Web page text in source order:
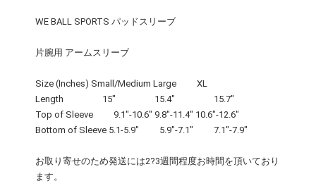
WE BALL SPORTS パッドスリーブ
片腕用 アームスリーブ
Size (Inches) Small/Medium Large XL
Length 15" 15.4" 15.7"
Top of Sleeve 9.1"-10.6" 9.8"-11.4" 10.6"-12.6"
Bottom of Sleeve 5.1-5.9" 5.9"-7.1" 7.1"-7.9"
お取り寄せのため発送には2?3週間程度お時間を頂いており
ます。